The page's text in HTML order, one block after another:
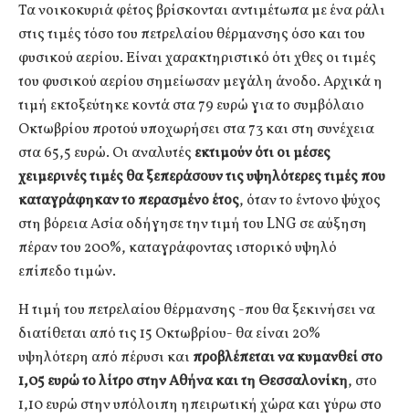
Τα νοικοκυριά φέτος βρίσκονται αντιμέτωπα με ένα ράλι
στις τιμές τόσο του πετρελαίου θέρμανσης όσο και του
φυσικού αερίου. Είναι χαρακτηριστικό ότι χθες οι τιμές
του φυσικού αερίου σημείωσαν μεγάλη άνοδο. Αρχικά η
τιμή εκτοξεύτηκε κοντά στα 79 ευρώ για το συμβόλαιο
Οκτωβρίου προτού υποχωρήσει στα 73 και στη συνέχεια
στα 65,5 ευρώ. Οι αναλυτές εκτιμούν ότι οι μέσες
χειμερινές τιμές θα ξεπεράσουν τις υψηλότερες τιμές που
καταγράφηκαν το περασμένο έτος, όταν το έντονο ψύχος
στη βόρεια Ασία οδήγησε την τιμή του LNG σε αύξηση
πέραν του 200%, καταγράφοντας ιστορικό υψηλό
επίπεδο τιμών.
Η τιμή του πετρελαίου θέρμανσης -που θα ξεκινήσει να
διατίθεται από τις 15 Οκτωβρίου- θα είναι 20%
υψηλότερη από πέρυσι και προβλέπεται να κυμανθεί στο
1,05 ευρώ το λίτρο στην Αθήνα και τη Θεσσαλονίκη, στο
1,10 ευρώ στην υπόλοιπη ηπειρωτική χώρα και γύρω στο